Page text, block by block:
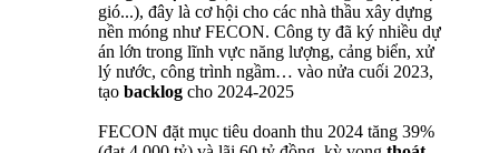
gió...), đây là cơ hội cho các nhà thầu xây dựng
nền móng như FECON. Công ty đã ký nhiều dự
án lớn trong lĩnh vực năng lượng, cảng biển, xử
lý nước, công trình ngầm… vào nửa cuối 2023,
tạo backlog cho 2024-2025
FECON đặt mục tiêu doanh thu 2024 tăng 39%